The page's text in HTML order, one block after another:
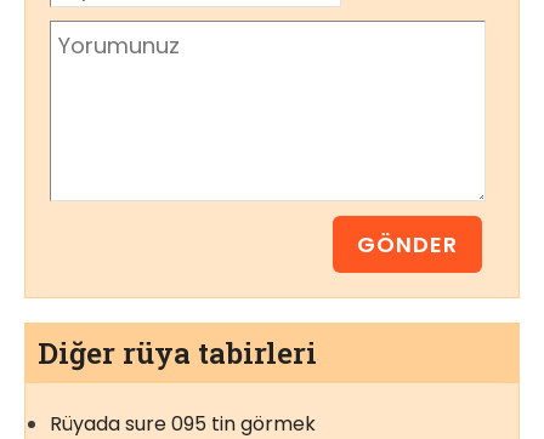
Diğer rüya tabirleri
Rüyada sure 095 tin görmek